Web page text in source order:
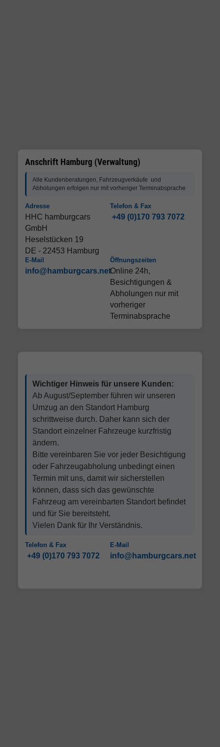
Anschrift Hamburg (Verwaltung)
Alle Kundenberatungen, Fahrzeugverkäufe und
Abholungen erfolgen nur mit vorheriger Terminabsprache
Adresse
HHC hamburgcars
GmbH
Heselstücken 19
DE - 22453 Hamburg
Telefon & Fax
+49 (0)170 793 7072
E-Mail
info@hamburgcars.net
Öffnungszeiten
Online 24h,
Besichtigungen &
Abholungen nur mit
vorheriger
Terminabsprache
Wichtiger Hinweis für unsere Kunden:
Ab August/September führen wir unseren
Umzug an den Standort Hamburg
schrittweise durch. Daher kann sich der
Standort einzelner Fahrzeuge kurzfristig
ändern.
Bitte vereinbaren Sie vor jeder Besichtigung
oder Fahrzeugabholung unbedingt einen
Termin mit uns, damit wir sicherstellen
können, dass sich das gewünschte
Fahrzeug am vereinbarten Standort befindet
und für Sie bereitsteht.
Vielen Dank für Ihr Verständnis.
Telefon & Fax
+49 (0)170 793 7072
E-Mail
info@hamburgcars.net